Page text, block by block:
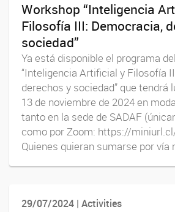
Workshop “Inteligencia
Filosofía III: Democracia,
sociedad”
Ya está disponible el programa
“Inteligencia Artificial y Filosofía
derechos y sociedad” que tendrá
13 de noviembre de 2024 en
tanto en la sede de SADAF
como por Zoom: https://
Quienes quieran sumarse por vía
29/07/2024 | Activities